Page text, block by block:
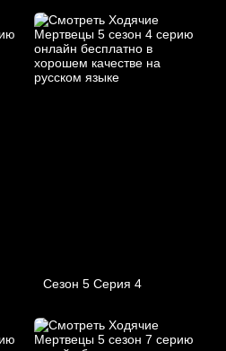
Сезон 5 Серия 4